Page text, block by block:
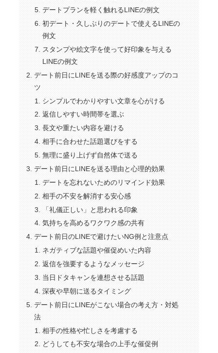
デートプランを軽く触れるLINEの例文
初デート・久しぶりのデートで使えるLINEの
例文
スタンプや絵文字を使って好印象を与える
LINEの例文
デート前日にLINEを送る際の好感度アップのコ
ツ
シンプルでわかりやすい文章を心がける
返信しやすい時間帯を選ぶ
長文や重たい内容を避ける
相手に合わせた話題選びをする
無理に盛り上げず自然体で送る
デート前日にLINEを送る理由と心理的効果
デートを忘れないためのリマインド効果
相手の不安を解消する安心感
「礼儀正しい」と思われる印象
気持ちを高めるワクワク感の共有
デート前日のLINEで避けたいNG例と注意点
ネガティブな話題や催促めいた内容
返信を強要するようなメッセージ
当日ドタキャンを連想させる話題
深夜や早朝に送るタイミング
デート前日にLINEがこない場合の考え方・対処
法
相手の性格や忙しさを考慮する
どうしても不安な場合の上手な催促例